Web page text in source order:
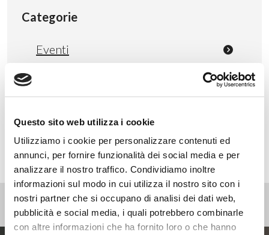
Questo sito web utilizza i cookie
Utilizziamo i cookie per personalizzare contenuti ed
annunci, per fornire funzionalità dei social media e per
analizzare il nostro traffico. Condividiamo inoltre
informazioni sul modo in cui utilizza il nostro sito con i
nostri partner che si occupano di analisi dei dati web,
pubblicità e social media, i quali potrebbero combinarle
con altre informazioni che ha fornito loro o che hanno
Categorie
Eventi
Webinar